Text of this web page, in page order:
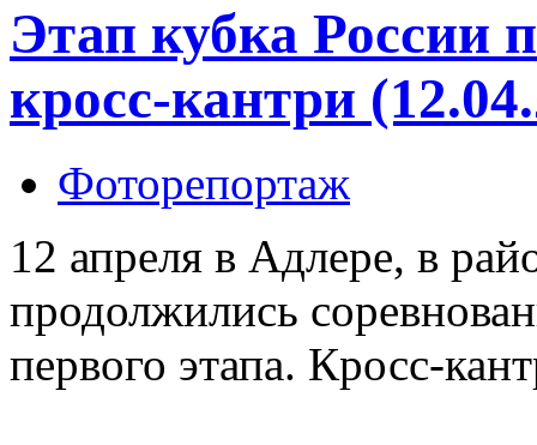
Этап кубка России
кросс-кантри
Фоторепортаж
12 апреля в Адлере, в
продолжились
первого этапа. Кросс-